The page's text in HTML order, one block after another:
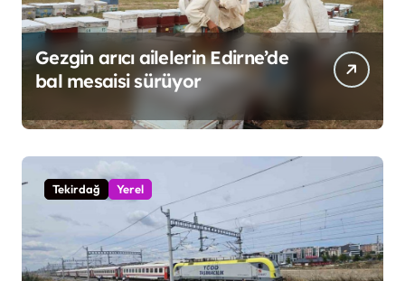
Gezgin arıcı ailelerin Edirne’de
bal mesaisi sürüyor
Tekirdağ Yerel